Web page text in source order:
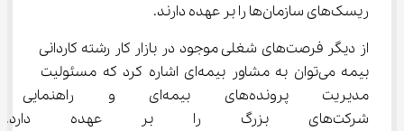
ریسک‌های سازمان‌ها را بر عهده دارند.
از دیگر فرصت‌های شغلی موجود در بازار کار رشته کاردانی
بیمه می‌توان به مشاور بیمه‌ای اشاره کرد که مسئولیت
مدیریت پرونده‌های بیمه‌ای و
شرکت‌های بزرگ را بر عهده